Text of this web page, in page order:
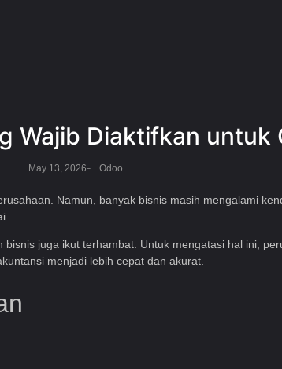
Wajib Diaktifkan untuk
May 13, 2026- Odoo
Namun, banyak bisnis masih mengalami
juga ikut terhambat. Untuk mengatasi hal ini,
menjadi lebih cepat dan akurat.